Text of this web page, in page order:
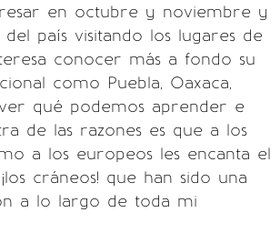
en octubre y noviembre y
país visitando los lugares de
conocer más a fondo su
como Puebla, Oaxaca,
qué podemos aprender e
de las razones es que a los
a los europeos les encanta el
cráneos! que han sido una
a lo largo de toda mi